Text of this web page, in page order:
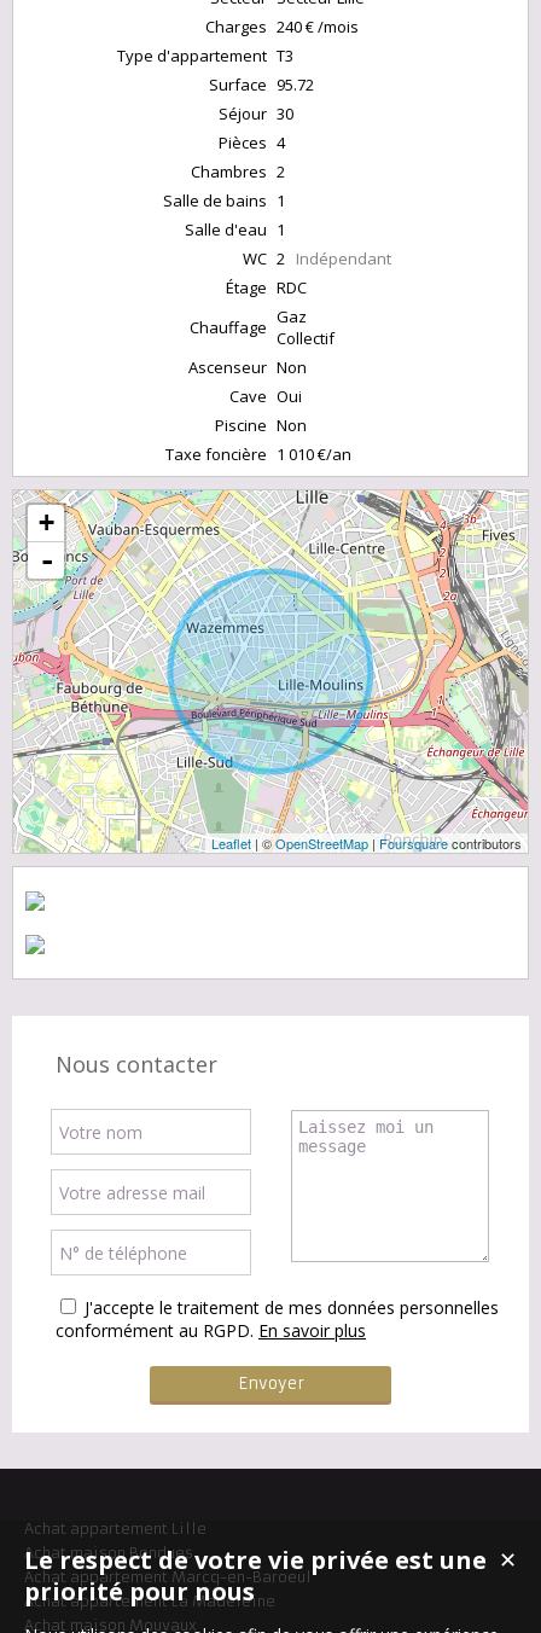
Charges 240 € /mois
Type d'appartement T3
Surface 95.72
Séjour 30
Pièces 4
Chambres 2
Salle de bains 1
Salle d'eau 1
WC 2 Indépendant
Étage RDC
Chauffage Gaz
Collectif
Ascenseur Non
Cave Oui
Piscine Non
Taxe foncière 1 010 €/an
+
-
Leaflet| ©OpenStreetMap | Foursquarecontributors
Nous contacter
J'accepte le traitement de mes données personnelles
conformément au RGPD. En savoir plus
Achat appartement Lille
Achat maison Bondues
Achat appartement Marcq-en-Baroeul
Achat appartement La Madeleine
Achat maison Mouvaux
✕
Le respect de votre vie privée est une
priorité pour nous